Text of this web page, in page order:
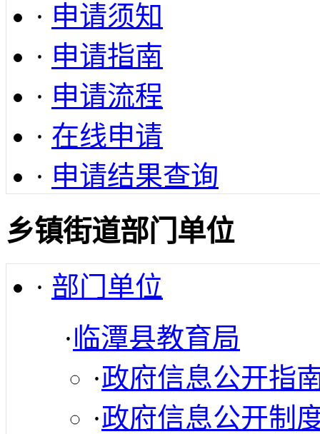
· 申请须知
· 申请指南
· 申请流程
· 在线申请
· 申请结果查询
乡镇街道部门单位
· 部门单位
·临潭县教育局
·政府信息公开指
·政府信息公开制